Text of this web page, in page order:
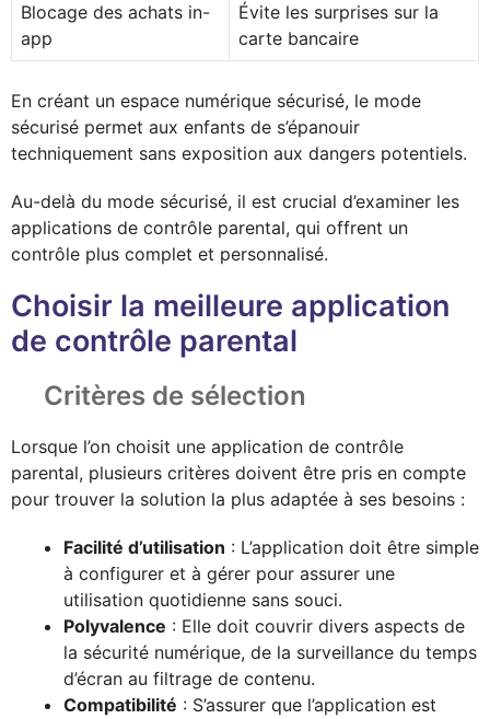
Blocage des achats in-
app
Évite les surprises sur la
carte bancaire
En créant un espace numérique sécurisé, le mode
sécurisé permet aux enfants de s’épanouir
techniquement sans exposition aux dangers potentiels.
Au-delà du mode sécurisé, il est crucial d’examiner les
applications de contrôle parental, qui offrent un
contrôle plus complet et personnalisé.
Choisir la meilleure application
de contrôle parental
Critères de sélection
Lorsque l’on choisit une application de contrôle
parental, plusieurs critères doivent être pris en compte
pour trouver la solution la plus adaptée à ses besoins :
Facilité d’utilisation : L’application doit être simple
à configurer et à gérer pour assurer une
utilisation quotidienne sans souci.
Polyvalence : Elle doit couvrir divers aspects de
la sécurité numérique, de la surveillance du temps
d’écran au filtrage de contenu.
Compatibilité : S’assurer que l’application est